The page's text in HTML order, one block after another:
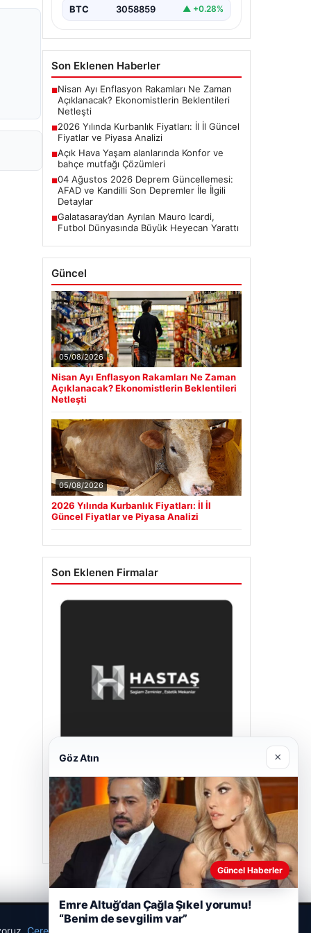
BTC 3058859 ▲ +0.28%
Son Eklenen Haberler
■Nisan Ayı Enflasyon Rakamları Ne Zaman
Açıklanacak? Ekonomistlerin Beklentileri
Netleşti
■2026 Yılında Kurbanlık Fiyatları: İl İl Güncel
Fiyatlar ve Piyasa Analizi
■Açık Hava Yaşam alanlarında Konfor ve
bahçe mutfağı Çözümleri
■04 Ağustos 2026 Deprem Güncellemesi:
AFAD ve Kandilli Son Depremler İle İlgili
Detaylar
■Galatasaray’dan Ayrılan Mauro Icardi,
Futbol Dünyasında Büyük Heyecan Yarattı
Güncel
05/08/2026
Nisan Ayı Enflasyon Rakamları Ne Zaman
Açıklanacak? Ekonomistlerin Beklentileri
Netleşti
05/08/2026
2026 Yılında Kurbanlık Fiyatları: İl İl
Güncel Fiyatlar ve Piyasa Analizi
Son Eklenen Firmalar
Hastaş Beton
26/05/2026
Çerez Politikamız
Göz Atın ×
Güncel Haberler
Emre Altuğ’dan Çağla Şıkel yorumu!
“Benim de sevgilim var”